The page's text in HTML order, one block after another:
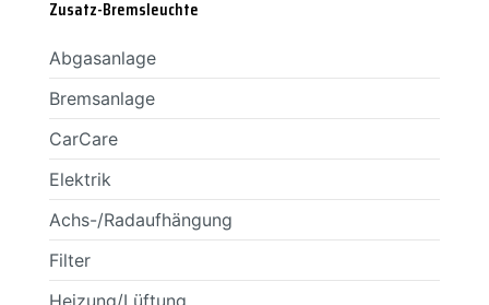
Zusatz-Bremsleuchte
Abgasanlage
Bremsanlage
CarCare
Elektrik
Achs-/Radaufhängung
Filter
Heizung/Lüftung